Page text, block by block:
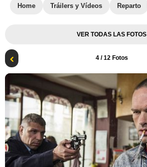
Home Tráilers y Vídeos Reparto
VER TODAS LAS FOTOS
4/ 12 Fotos